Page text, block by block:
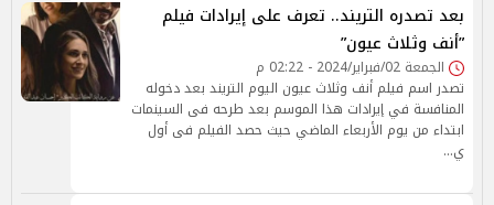
بعد تصدره التريند.. تعرف على إيرادات فيلم
”أنف وثلاث عيون”
الجمعة 02/فبراير/2024 - 02:22 م
تصدر اسم فيلم أنف وثلاث عيون اليوم التريند بعد دخوله
المنافسة في إيرادات هذا الموسم بعد طرحه فى السينمات
ابتداء من يوم الأربعاء الماضي حيث حصد الفيلم فى أول
ي…